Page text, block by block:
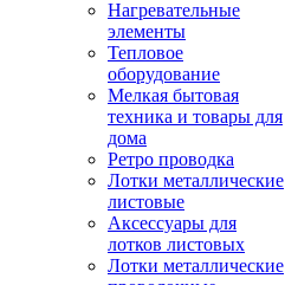
Нагревательные
элементы
Тепловое
оборудование
Мелкая бытовая
техника и товары для
дома
Ретро проводка
Лотки металлические
листовые
Аксессуары для
лотков листовых
Лотки металлические